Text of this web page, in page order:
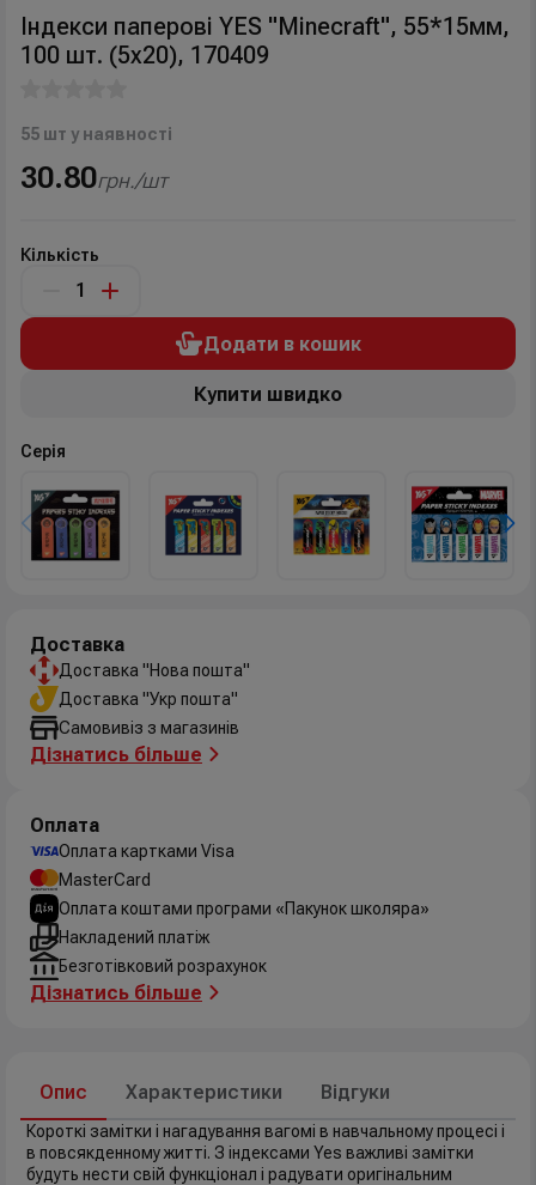
Індекси паперові YES "Minecraft", 55*15мм,
100 шт. (5x20), 170409
55 шт у наявності
30.80грн./шт
Кількість
Додати в кошик
Купити швидко
Серія
Опис Характеристики Відгуки
Короткі замітки і нагадування вагомі в навчальному процесі і
в повсякденному житті. З індексами Yes важливі замітки
будуть нести свій функціонал і радувати оригінальним
Доставка
Доставка "Нова пошта"
Доставка "Укр пошта"
Самовивіз з магазинів
Дізнатись більше
Оплата
Оплата картками Visa
MasterCard
Оплата коштами програми «Пакунок школяра»
Накладений платіж
Безготівковий розрахунок
Дізнатись більше